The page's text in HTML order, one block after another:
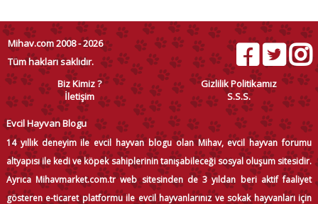
Mihav.com 2008 - 2026
Tüm hakları saklıdır.
Biz Kimiz ?
Gizlilik Politikamız
İletişim
S.S.S.
Evcil Hayvan Blogu
14 yıllık deneyim ile evcil hayvan blogu olan Mihav, evcil hayvan forumu
altyapısı ile kedi ve köpek sahiplerinin tanışabileceği sosyal oluşum sitesidir.
Ayrıca Mihavmarket.com.tr web sitesinden de 3 yıldan beri aktif faaliyet
gösteren e-ticaret platformu ile evcil hayvanlarınız ve sokak hayvanları için